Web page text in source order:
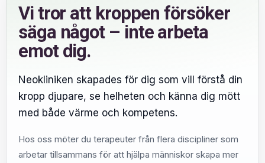
Vi tror att kroppen försöker
säga något – inte arbeta
emot dig.
Neokliniken skapades för dig som vill förstå din
kropp djupare, se helheten och känna dig mött
med både värme och kompetens.
Hos oss möter du terapeuter från flera discipliner som
arbetar tillsammans för att hjälpa människor skapa mer